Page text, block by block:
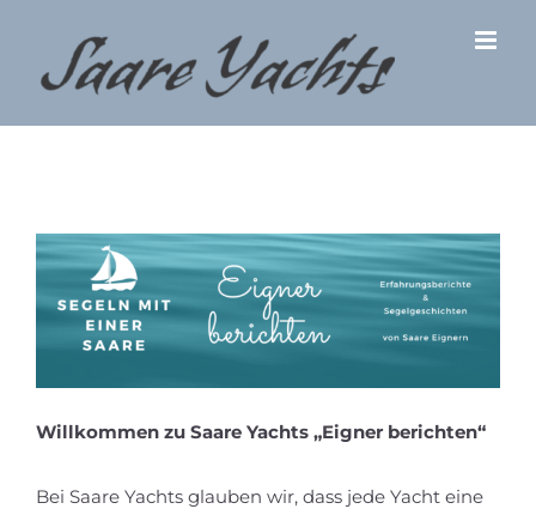
Willkommen zu Saare Yachts „Eigner berichten“
Bei Saare Yachts glauben wir, dass jede Yacht eine